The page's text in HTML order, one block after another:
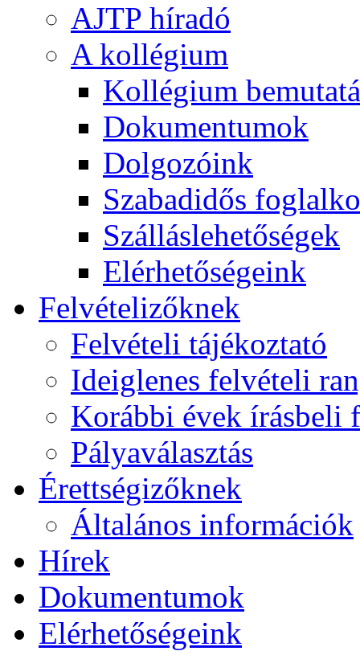
AJTP híradó
A kollégium
Kollégium
Dokumentumok
Dolgozóink
Szabadidős
Szálláslehetőségek
Elérhetőségeink
Felvételizőknek
Felvételi tájékoztató
Ideiglenes felvételi
Korábbi évek írásbeli
Pályaválasztás
Érettségizőknek
Általános információk
Hírek
Dokumentumok
Elérhetőségeink